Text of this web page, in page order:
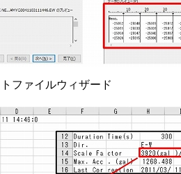
ファイルウィザード